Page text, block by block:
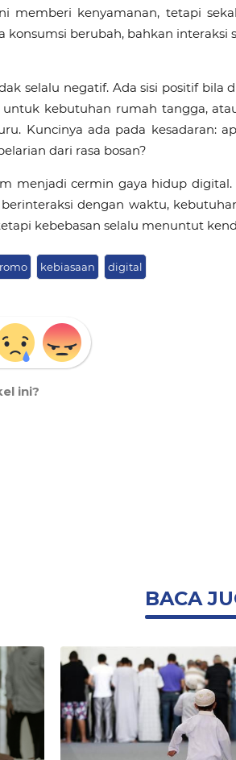
memberi kenyamanan, tetapi
berubah, bahkan interaksi
selalu negatif. Ada sisi positif bila
untuk kebutuhan rumah tangga,
Kuncinya ada pada kesadaran:
dari rasa bosan?
menjadi cermin gaya hidup
dengan waktu,
kebebasan selalu menuntut
kebiasaan digital
ini?
BACA